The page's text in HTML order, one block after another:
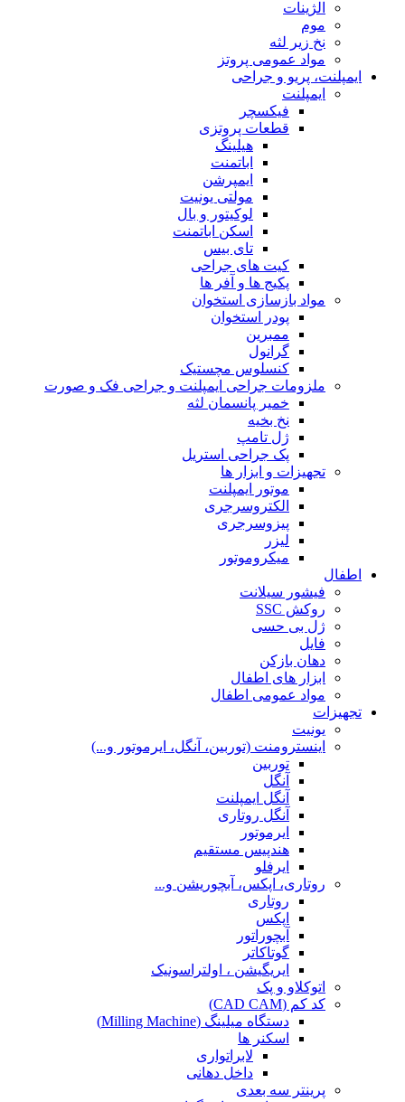
الژینات
موم
نخ زیر لثه
مواد عمومی پروتز
ایمپلنت، پریو و جراحی
ایمپلنت
فیکسچر
قطعات پروتزی
هیلینگ
اباتمنت
ایمپرشن
مولتی یونیت
لوکیتور و بال
اسکن اباتمنت
تای بیس
کیت های جراحی
پکیج ها و آفر ها
مواد بازسازی استخوان
پودر استخوان
ممبرین
گرانول
کنسلوس مچستیک
ملزومات جراحی ایمپلنت و جراحی فک و صورت
خمیر پانسمان لثه
نخ بخیه
ژل تامپ
پک جراحی استریل
تجهیزات و ابزار ها
موتور ایمپلنت
الکتروسرجری
پیزوسرجری
لیزر
میکروموتور
اطفال
فیشور سیلانت
روکش SSC
ژل بی حسی
فایل
دهان بازکن
ابزار های اطفال
مواد عمومی اطفال
تجهیزات
یونیت
اینسترومنت (توربین، آنگل، ایرموتور و...)
توربین
آنگل
آنگل ایمپلنت
آنگل روتاری
ایرموتور
هندپیس مستقیم
ایرفلو
روتاری، اپکس، آبچوریشن و...
روتاری
اپکس
آبچوراتور
گوتاکاتر
ایریگیشن ، اولتراسونیک
اتوکلاو و پک
کد کم (CAD CAM)
دستگاه میلینگ (Milling Machine)
اسکنر ها
لابراتواری
داخل دهانی
پرینتر سه بعدی